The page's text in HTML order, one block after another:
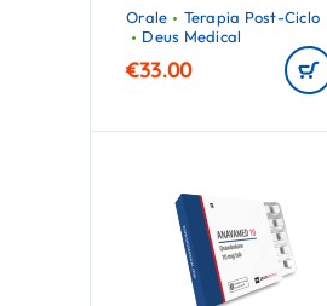
Orale
Terapia Post-Ciclo
Deus Medical
€33.00